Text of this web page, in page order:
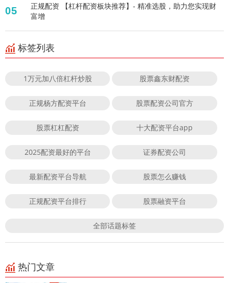
05
正规配资 【杠杆配资板块推荐】- 精准选股，助力您实现财
富增
标签列表
1万元加八倍杠杆炒股 股票鑫东财配资
正规杨方配资平台 股票配资公司官方
股票杠杠配资 十大配资平台app
2025配资最好的平台 证券配资公司
最新配资平台导航 股票怎么赚钱
正规配资平台排行 股票融资平台
全部话题标签
热门文章